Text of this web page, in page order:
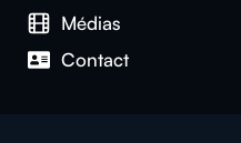
Médias
Con­tact